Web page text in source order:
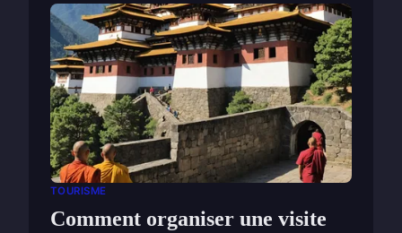
TOURISME
Comment organiser une visite